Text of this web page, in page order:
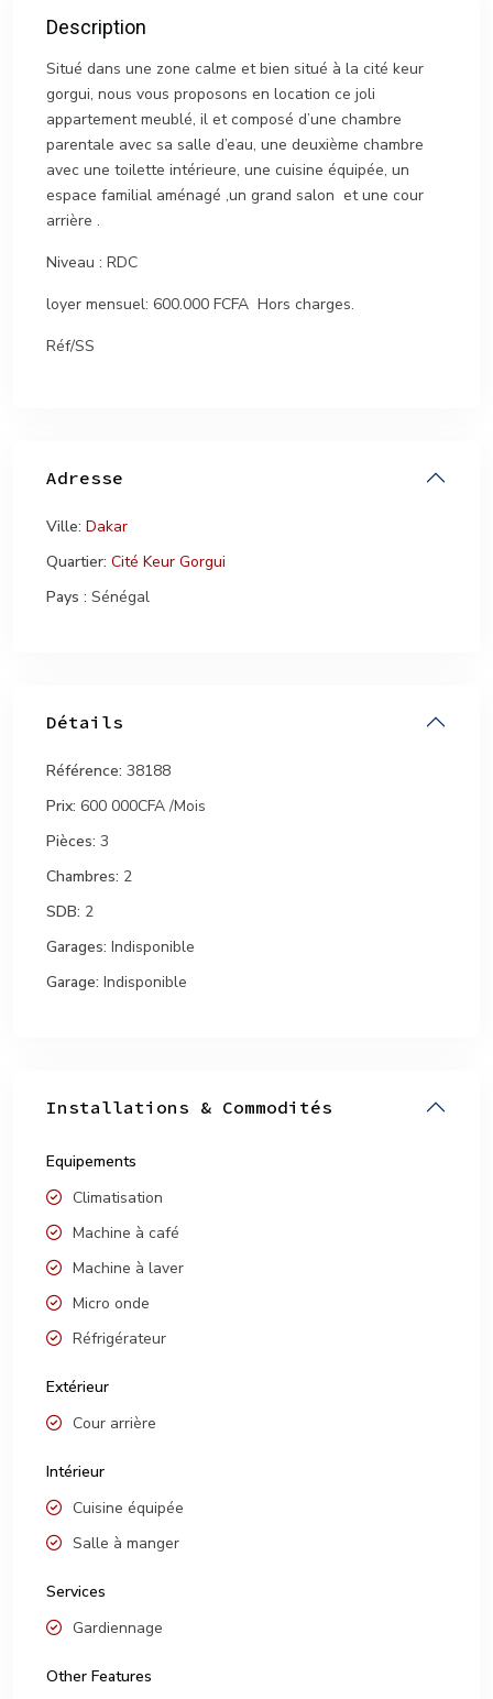
Description
Situé dans une zone calme et bien situé à la cité keur
gorgui, nous vous proposons en location ce joli
appartement meublé, il et composé d’une chambre
parentale avec sa salle d’eau, une deuxième chambre
avec une toilette intérieure, une cuisine équipée, un
espace familial aménagé ,un grand salon et une cour
arrière .
Niveau : RDC
loyer mensuel: 600.000 FCFA Hors charges.
Réf/SS
Adresse
Ville: Dakar
Quartier: Cité Keur Gorgui
Pays : Sénégal
Détails
Référence: 38188
Prix: 600 000CFA /Mois
Pièces: 3
Chambres: 2
SDB: 2
Garages: Indisponible
Garage: Indisponible
Installations & Commodités
Equipements
Climatisation
Machine à café
Machine à laver
Micro onde
Réfrigérateur
Extérieur
Cour arrière
Intérieur
Cuisine équipée
Salle à manger
Services
Gardiennage
Other Features